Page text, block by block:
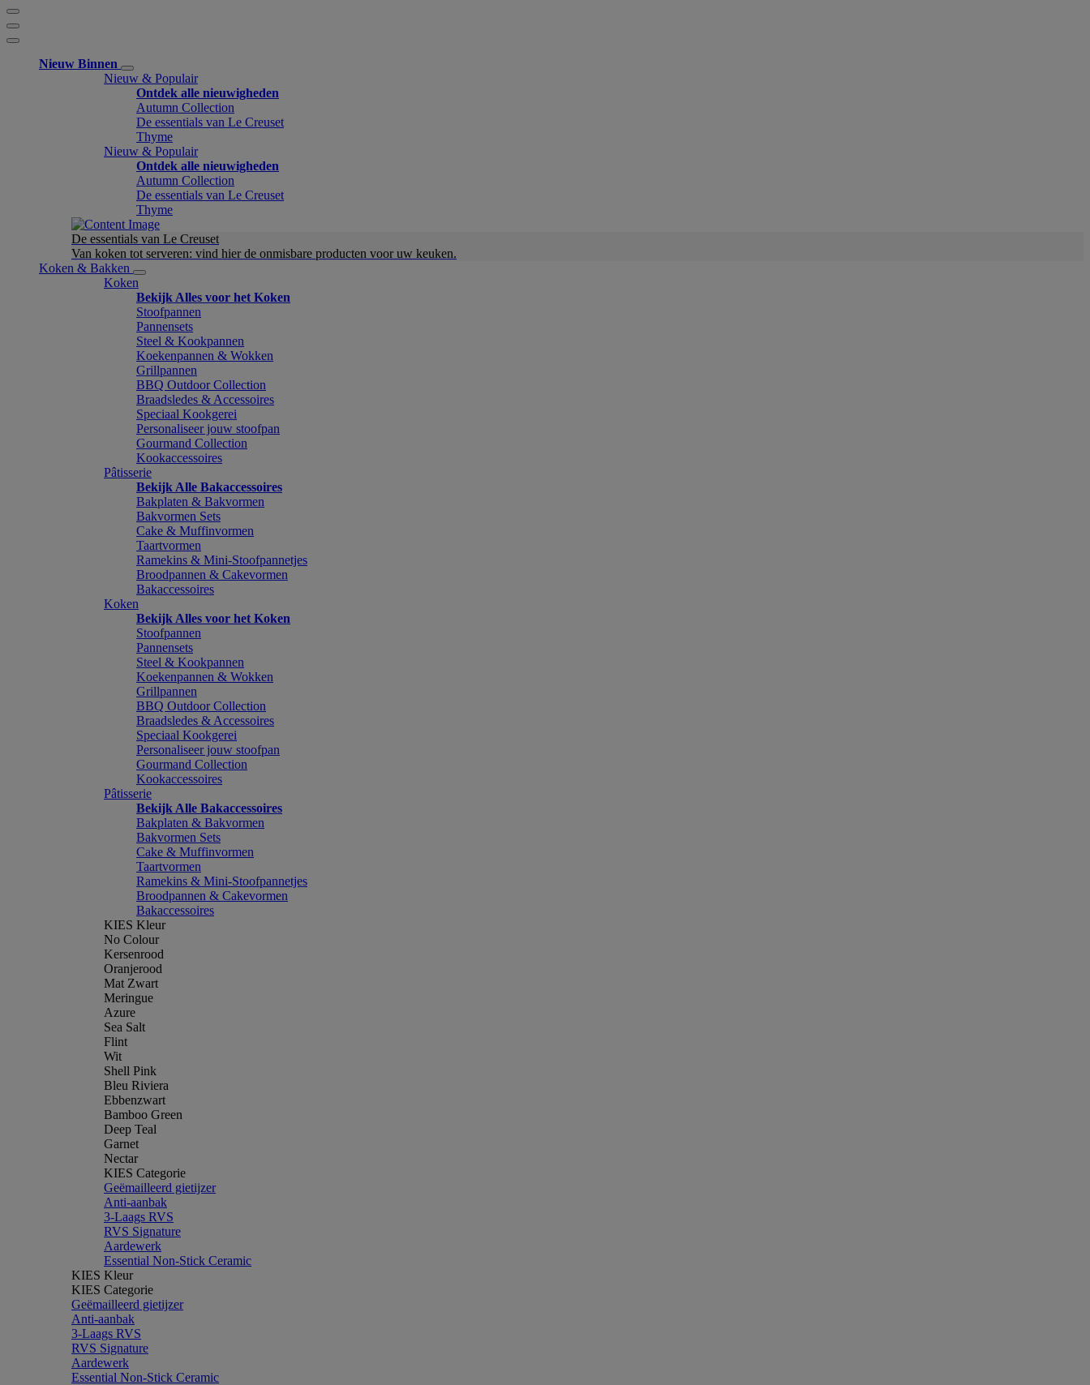
Nieuw Binnen
Nieuw & Populair
Ontdek alle nieuwigheden
Autumn Collection
De essentials van Le Creuset
Thyme
Nieuw & Populair
Ontdek alle nieuwigheden
Autumn Collection
De essentials van Le Creuset
Thyme
De essentials van Le Creuset
Van koken tot serveren: vind hier de onmisbare producten voor uw keuken.
Koken & Bakken
Koken
Bekijk Alles voor het Koken
Stoofpannen
Pannensets
Steel & Kookpannen
Koekenpannen & Wokken
Grillpannen
BBQ Outdoor Collection
Braadsledes & Accessoires
Speciaal Kookgerei
Personaliseer jouw stoofpan
Gourmand Collection
Kookaccessoires
Pâtisserie
Bekijk Alle Bakaccessoires
Bakplaten & Bakvormen
Bakvormen Sets
Cake & Muffinvormen
Taartvormen
Ramekins & Mini-Stoofpannetjes
Broodpannen & Cakevormen
Bakaccessoires
Koken
Bekijk Alles voor het Koken
Stoofpannen
Pannensets
Steel & Kookpannen
Koekenpannen & Wokken
Grillpannen
BBQ Outdoor Collection
Braadsledes & Accessoires
Speciaal Kookgerei
Personaliseer jouw stoofpan
Gourmand Collection
Kookaccessoires
Pâtisserie
Bekijk Alle Bakaccessoires
Bakplaten & Bakvormen
Bakvormen Sets
Cake & Muffinvormen
Taartvormen
Ramekins & Mini-Stoofpannetjes
Broodpannen & Cakevormen
Bakaccessoires
KIES Kleur
No Colour
Kersenrood
Oranjerood
Mat Zwart
Meringue
Azure
Sea Salt
Flint
Wit
Shell Pink
Bleu Riviera
Ebbenzwart
Bamboo Green
Deep Teal
Garnet
Nectar
KIES Categorie
Geëmailleerd gietijzer
Anti-aanbak
3-Laags RVS
RVS Signature
Aardewerk
Essential Non-Stick Ceramic
KIES Kleur
KIES Categorie
Geëmailleerd gietijzer
Anti-aanbak
3-Laags RVS
RVS Signature
Aardewerk
Essential Non-Stick Ceramic